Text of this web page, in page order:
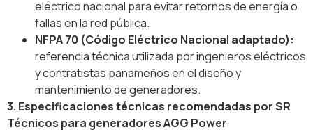
eléctrico nacional para evitar retornos de energía o
fallas en la red pública.
NFPA 70 (Código Eléctrico Nacional adaptado):
referencia técnica utilizada por ingenieros eléctricos
y contratistas panameños en el diseño y
mantenimiento de generadores.
3. Especificaciones técnicas recomendadas por SR
Técnicos para generadores AGG Power